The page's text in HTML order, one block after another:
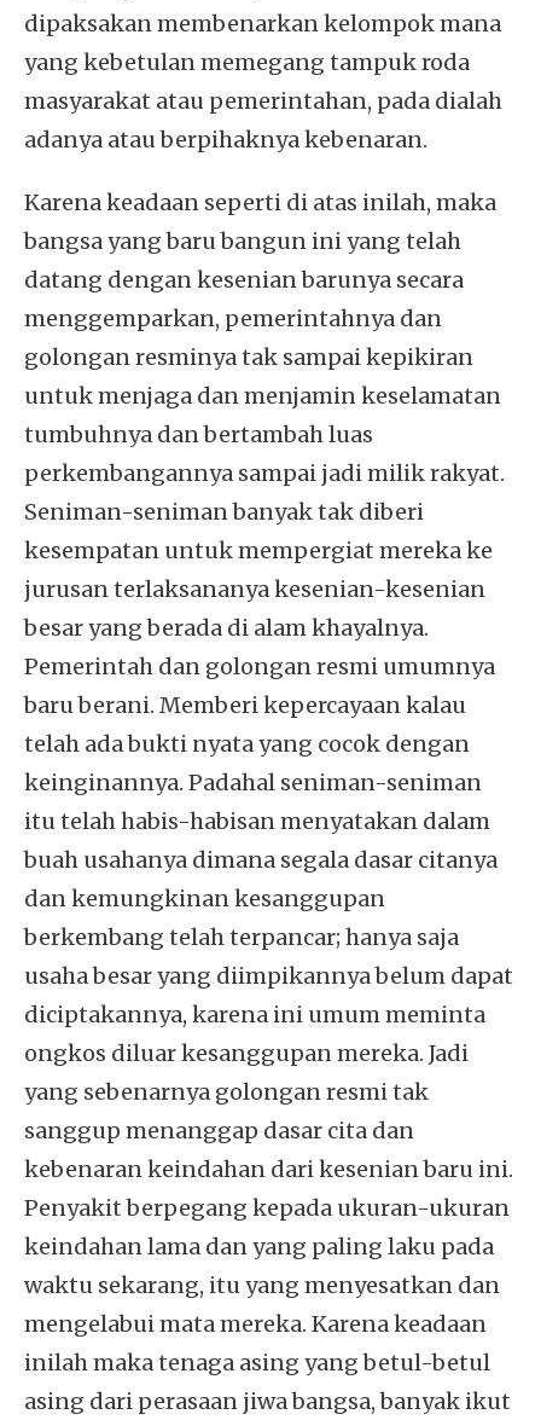
dipaksakan membenarkan kelompok mana
yang kebetulan memegang tampuk roda
masyarakat atau pemerintahan, pada dialah
adanya atau berpihaknya kebenaran.
Karena keadaan seperti di atas inilah, maka
bangsa yang baru bangun ini yang telah
datang dengan kesenian barunya secara
menggemparkan, pemerintahnya dan
golongan resminya tak sampai kepikiran
untuk menjaga dan menjamin keselamatan
tumbuhnya dan bertambah luas
perkembangannya sampai jadi milik rakyat.
Seniman-seniman banyak tak diberi
kesempatan untuk mempergiat mereka ke
jurusan terlaksananya kesenian-kesenian
besar yang berada di alam khayalnya.
Pemerintah dan golongan resmi umumnya
baru berani. Memberi kepercayaan kalau
telah ada bukti nyata yang cocok dengan
keinginannya. Padahal seniman-seniman
itu telah habis-habisan menyatakan dalam
buah usahanya dimana segala dasar citanya
dan kemungkinan kesanggupan
berkembang telah terpancar; hanya saja
usaha besar yang diimpikannya belum dapat
diciptakannya, karena ini umum meminta
ongkos diluar kesanggupan mereka. Jadi
yang sebenarnya golongan resmi tak
sanggup menanggap dasar cita dan
kebenaran keindahan dari kesenian baru ini.
Penyakit berpegang kepada ukuran-ukuran
keindahan lama dan yang paling laku pada
waktu sekarang, itu yang menyesatkan dan
mengelabui mata mereka. Karena keadaan
inilah maka tenaga asing yang betul-betul
asing dari perasaan jiwa bangsa, banyak ikut